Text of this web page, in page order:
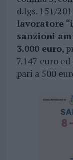
d.lgs. 151/
lavoratore
sanzioni
3.000 euro,
7.147 euro
pari a 500